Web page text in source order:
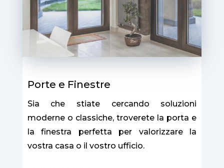
Porte e Finestre
Sia che stiate cercando soluzioni
moderne o classiche, troverete la porta e
la finestra perfetta per valorizzare la
vostra casa o il vostro ufficio.